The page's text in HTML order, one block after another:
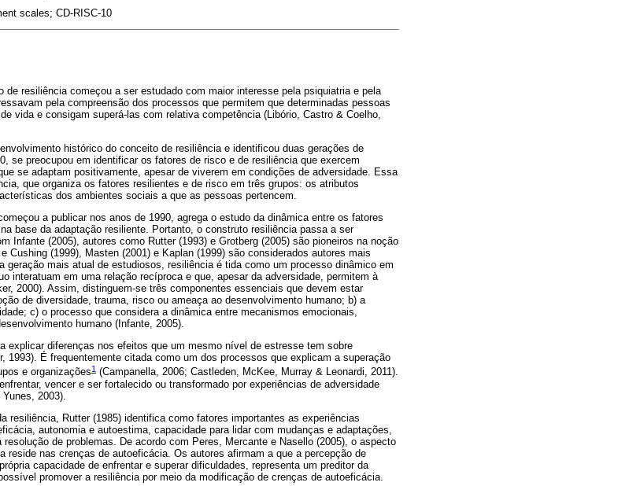
scales; CD-RISC-10
de resiliência começou a ser estudado com maior interesse pela psiquiatria e pela
pela compreensão dos processos que permitem que determinadas pessoas
vida e consigam superá-las com relativa competência (Libório, Castro & Coelho,
histórico do conceito de resiliência e identificou duas gerações de
se preocupou em identificar os fatores de risco e de resiliência que exercem
se adaptam positivamente, apesar de viverem em condições de adversidade. Essa
que organiza os fatores resilientes e de risco em três grupos: os atributos
dos ambientes sociais a que as pessoas pertencem.
a publicar nos anos de 1990, agrega o estudo da dinâmica entre os fatores
base da adaptação resiliente. Portanto, o construto resiliência passa a ser
Infante (2005), autores como Rutter (1993) e Grotberg (2005) são pioneiros na noção
Cushing (1999), Masten (2001) e Kaplan (1999) são considerados autores mais
geração mais atual de estudiosos, resiliência é tida como um processo dinâmico em
interatuam em uma relação recíproca e que, apesar da adversidade, permitem à
2000). Assim, distinguem-se três componentes essenciais que devem estar
de diversidade, trauma, risco ou ameaça ao desenvolvimento humano; b) a
c) o processo que considera a dinâmica entre mecanismos emocionais,
humano (Infante, 2005).
explicar diferenças nos efeitos que um mesmo nível de estresse tem sobre
1993). É frequentemente citada como um dos processos que explicam a superação
e organizações1 (Campanella, 2006; Castleden, McKee, Murray & Leonardi, 2011).
vencer e ser fortalecido ou transformado por experiências de adversidade
2003).
resiliência, Rutter (1985) identifica como fatores importantes as experiências
autonomia e autoestima, capacidade para lidar com mudanças e adaptações,
de problemas. De acordo com Peres, Mercante e Nasello (2005), o aspecto
reside nas crenças de autoeficácia. Os autores afirmam a que a percepção de
capacidade de enfrentar e superar dificuldades, representa um preditor da
promover a resiliência por meio da modificação de crenças de autoeficácia.